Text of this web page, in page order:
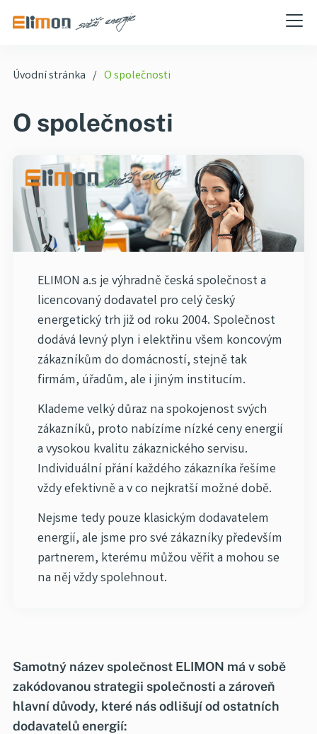
Úvodní stránka O společnosti
O společnosti
ELIMON a.s je výhradně česká společnost a
licencovaný dodavatel pro celý český
energetický trh již od roku 2004. Společnost
dodává levný plyn i elektřinu všem koncovým
zákazníkům do domácností, stejně tak
firmám, úřadům, ale i jiným institucím.
Klademe velký důraz na spokojenost svých
zákazníků, proto nabízíme nízké ceny energií
a vysokou kvalitu zákaznického servisu.
Individuální přání každého zákazníka řešíme
vždy efektivně a v co nejkratší možné době.
Nejsme tedy pouze klasickým dodavatelem
energií, ale jsme pro své zákazníky především
partnerem, kterému můžou věřit a mohou se
na něj vždy spolehnout.
Samotný název společnost ELIMON má v sobě
zakódovanou strategii společnosti a zároveň
hlavní důvody, které nás odlišují od ostatních
dodavatelů energií: